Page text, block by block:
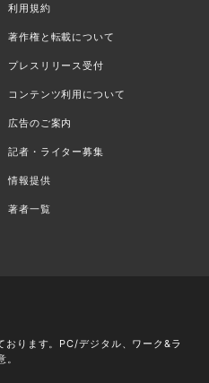
利用規約
著作権と転載について
プレスリリース受付
コンテンツ利用について
広告のご案内
記者・ライター募集
情報提供
著者一覧
おります。PC/デジタル、ワーク&ラ